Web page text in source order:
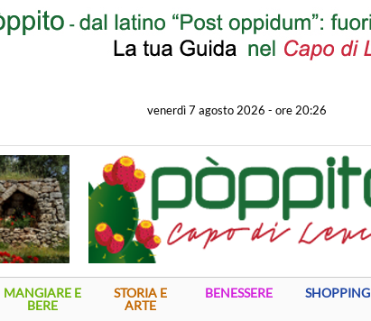
venerdì 7 agosto 2026 - ore 20:26
MANGIARE E
BERE
STORIA E
ARTE
BENESSERE SHOPPING